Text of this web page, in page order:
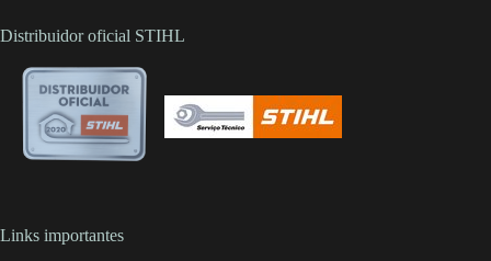
Distribuidor oficial STIHL
Links importantes